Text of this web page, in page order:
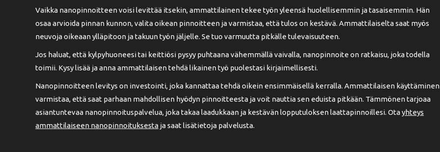
Vaikka nanopinnoitteen voisi levittää itsekin, ammattilainen tekee työn yleensä huolellisemmin ja tasaisemmin. Hän
osaa arvioida pinnan kunnon, valita oikean pinnoitteen ja varmistaa, että tulos on kestävä. Ammattilaiselta saat myös
neuvoja oikeaan ylläpitoon ja takuun työn jäljelle. Se tuo varmuutta pitkälle tulevaisuuteen.
Jos haluat, että kylpyhuoneesi tai keittiösi pysyy puhtaana vähemmällä vaivalla, nanopinnoite on ratkaisu, joka todella
toimii. Kysy lisää ja anna ammattilaisen tehdä likainen työ puolestasi kirjaimellisesti.
Nanopinnoitteen levitys on investointi, joka kannattaa tehdä oikein ensimmäisellä kerralla. Ammattilaisen käyttäminen
varmistaa, että saat parhaan mahdollisen hyödyn pinnoitteesta ja voit nauttia sen eduista pitkään. Tämmönen tarjoaa
asiantuntevaa nanopinnoituspalvelua, joka takaa laadukkaan ja kestävän lopputuloksen laattapinnoillesi. Otayhteys
ammattilaiseen nanopinnoituksesta ja saat lisätietoja palvelusta.